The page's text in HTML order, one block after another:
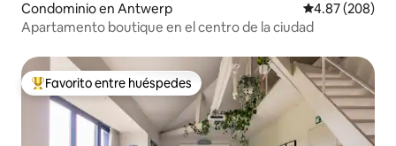
Condominio en Antwerp Calificación
4.87 (208)
Apartamento boutique en el centro de la ciudad
De los mejores en Favorito entre huéspedes
Favorito entre huéspedes